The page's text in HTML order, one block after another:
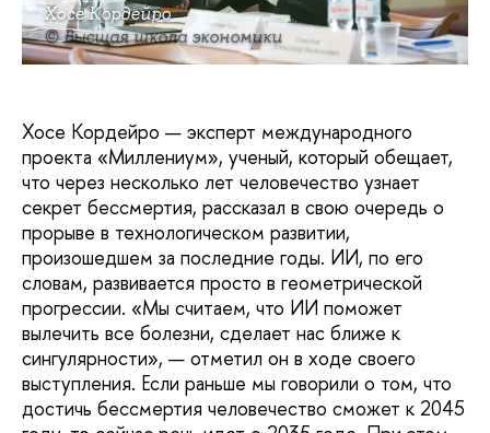
Хосе Кордейро
© Высшая школа экономики
Хосе Кордейро — эксперт международного
проекта «Миллениум», ученый, который обещает,
что через несколько лет человечество узнает
секрет бессмертия, рассказал в свою очередь о
прорыве в технологическом развитии,
произошедшем за последние годы. ИИ, по его
словам, развивается просто в геометрической
прогрессии. «Мы считаем, что ИИ поможет
вылечить все болезни, сделает нас ближе к
сингулярности», — отметил он в ходе своего
выступления. Если раньше мы говорили о том, что
достичь бессмертия человечество сможет к 2045